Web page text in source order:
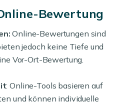
Bewertung
Online-Bewertungen sind
jedoch keine Tiefe und
Vor-Ort-Bewertung.
: Online-Tools basieren auf
und können individuelle